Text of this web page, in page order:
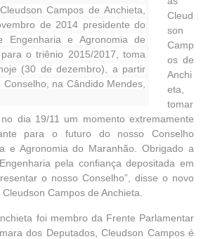
Campos de Anchieta,
de 2014 presidente do
Engenharia e Agronomia de
o triênio 2015/2017, toma
(30 de dezembro), a partir
na Cândido Mendes,
Cleud
son
Camp
os de
Anchi
eta,
tomar
dia 19/11 um momento extremamente
para o futuro do nosso Conselho
e Agronomia do Maranhão. Obrigado a
pela confiança depositada em
o nosso Conselho”, disse o novo
Campos de Anchieta.
foi membro da Frente Parlamentar
dos Deputados, Cleudson Campos é